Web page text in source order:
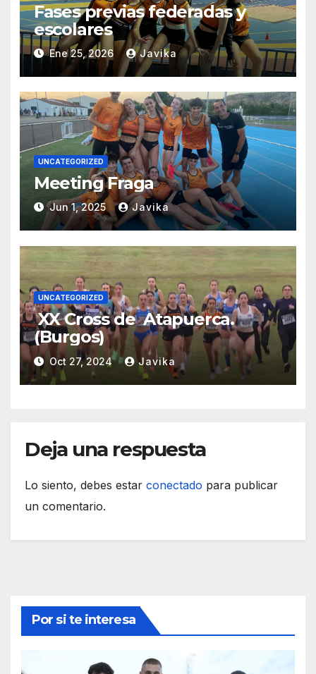
Fases previas federadas y
escolares
Ene 25, 2026 Javika
UNCATEGORIZED
Meeting Fraga
Jun 1, 2025 Javika
UNCATEGORIZED
XX Cross de Atapuerca.
(Burgos)
Oct 27, 2024 Javika
Deja una respuesta
Lo siento, debes estar conectado para publicar
un comentario.
Por si te interesa